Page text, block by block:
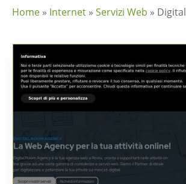
Home » Internet » Servizi Web »